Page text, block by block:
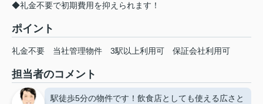
◆礼金不要で初期費用を抑えられます！
ポイント
礼金不要 当社管理物件 3駅以上利用可 保証会社利用可
担当者のコメント
駅徒歩5分の物件です！飲食店としても使える広さと